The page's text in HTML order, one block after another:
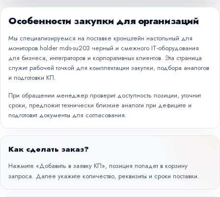
Особенности закупки для организаций
Мы специализируемся на поставке кронштейн настольный для
мониторов holder mds-su203 черный и смежного IT-оборудования
для бизнеса, интеграторов и корпоративных клиентов. Эта страница
служит рабочей точкой для комплектации закупки, подбора аналогов
и подготовки КП.
При обращении менеджер проверит доступность позиции, уточнит
сроки, предложит технически близкие аналоги при дефиците и
подготовит документы для согласования.
Как сделать заказ?
Нажмите «Добавить в заявку КП», позиция попадет в корзину
запроса. Далее укажите количество, реквизиты и сроки поставки.